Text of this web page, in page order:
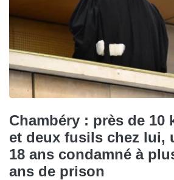
Chambéry : près de 10
et deux fusils chez lui,
18 ans condamné à
ans de prison